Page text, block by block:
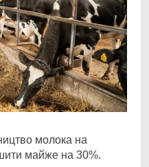
молока на
майже на 30%.